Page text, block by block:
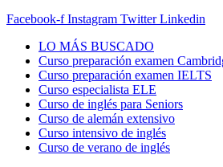
Facebook-f Instagram Twitter Linkedin
LO MÁS BUSCADO
Curso preparación examen
Curso preparación examen IELTS
Curso especialista ELE
Curso de inglés para Seniors
Curso de alemán extensivo
Curso intensivo de inglés
Curso de verano de inglés